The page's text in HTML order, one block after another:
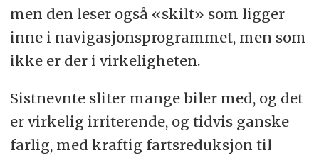
men den leser også «skilt» som ligger
inne i navigasjonsprogrammet, men som
ikke er der i virkeligheten.
Sistnevnte sliter mange biler med, og det
er virkelig irriterende, og tidvis ganske
farlig, med kraftig fartsreduksjon til